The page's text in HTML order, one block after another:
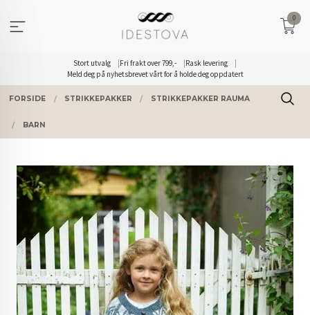
innholdet
Stort utvalg Fri frakt over 799,-
Rask levering
Meld deg på nyhetsbrevet vårt for å holde deg oppdatert
0
FORSIDE STRIKKEPAKKER STRIKKEPAKKER RAUMA
BARN